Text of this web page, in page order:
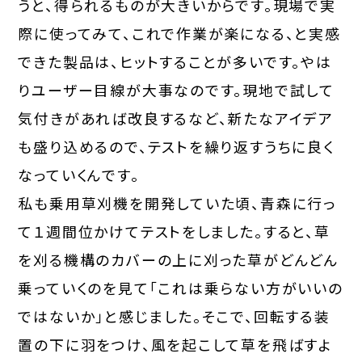
うと、得られるものが大きいからです。現場で実
際に使ってみて、これで作業が楽になる、と実感
できた製品は、ヒットすることが多いです。やは
りユーザー目線が大事なのです。現地で試して
気付きがあれば改良するなど、新たなアイデア
も盛り込めるので、テストを繰り返すうちに良く
なっていくんです。
私も乗用草刈機を開発していた頃、青森に行っ
て１週間位かけてテストをしました。すると、草
を刈る機構のカバーの上に刈った草がどんどん
乗っていくのを見て「これは乗らない方がいいの
ではないか」と感じました。そこで、回転する装
置の下に羽をつけ、風を起こして草を飛ばすよ